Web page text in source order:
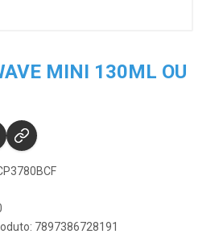
MINI 130ML OU
7897386728191